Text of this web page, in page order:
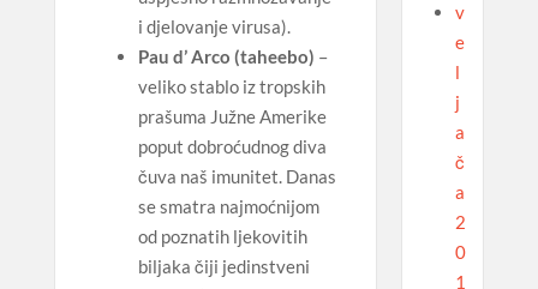
i djelovanje virusa).
Pau d’ Arco (taheebo) –
veliko stablo iz tropskih
prašuma Južne Amerike
poput dobroćudnog diva
čuva naš imunitet. Danas
se smatra najmoćnijom
od poznatih ljekovitih
biljaka čiji jedinstveni
v
e
l
j
a
č
a
2
0
1